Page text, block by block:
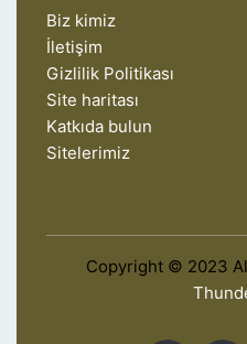
Biz kimiz
İletişim
Gizlilik Politikası
Site haritası
Katkıda bulun
Sitelerimiz
Copyright © 2023